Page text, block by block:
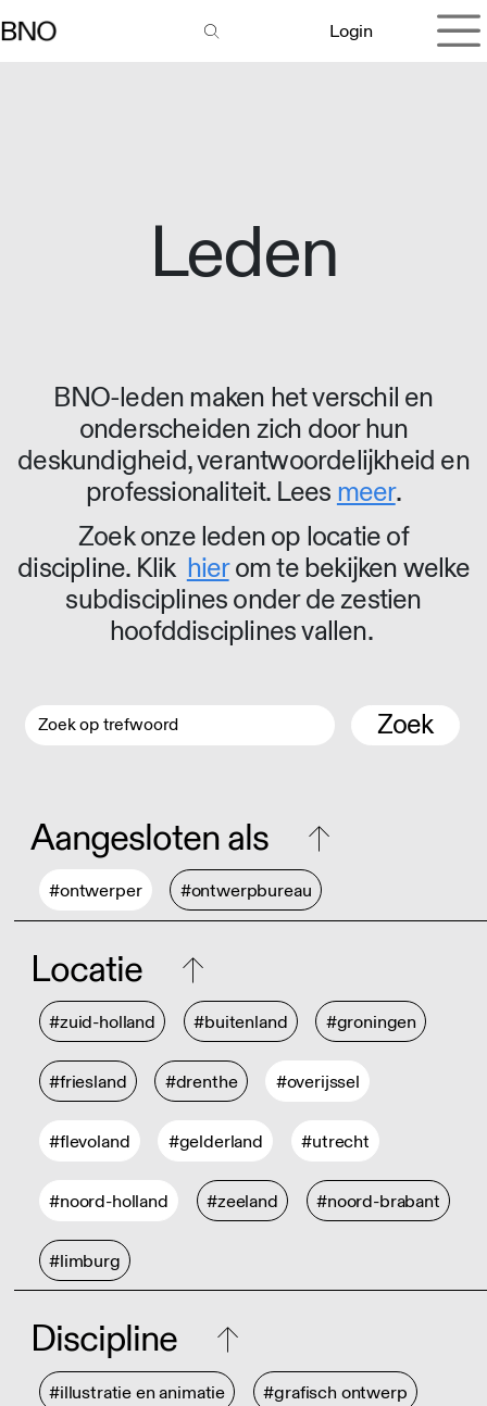
Login
Leden
BNO-leden maken het verschil en
onderscheiden zich door hun
deskundigheid, verantwoordelijkheid en
professionaliteit. Lees meer.
Zoek onze leden op locatie of
discipline. Klik hierom te bekijken welke
subdisciplines onder de zestien
hoofddisciplines vallen.
Zoek
Aangesloten als
#ontwerper #ontwerpbureau
Locatie
#zuid-holland #buitenland #groningen
#friesland #drenthe #overijssel
#flevoland #gelderland #utrecht
#noord-holland #zeeland #noord-brabant
#limburg
Discipline
#illustratie en animatie #grafisch ontwerp